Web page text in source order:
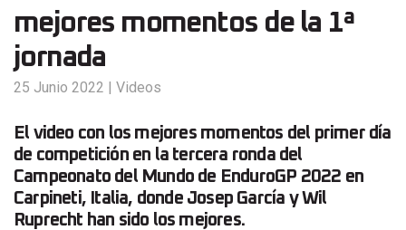
mejores momentos de la 1ª
jornada
25 Junio 2022 | Videos
El video con los mejores momentos del primer día
de competición en la tercera ronda del
Campeonato del Mundo de EnduroGP 2022 en
Carpineti, Italia, donde Josep García y Wil
Ruprecht han sido los mejores.